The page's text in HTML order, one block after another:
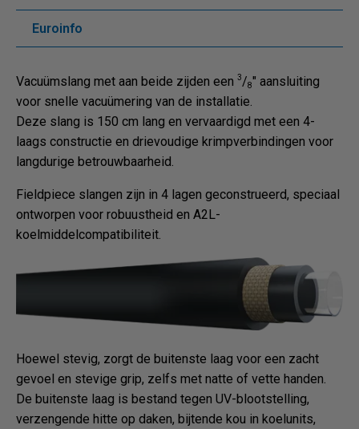
Euroinfo
Vacuümslang met aan beide zijden een 3/8" aansluiting
voor snelle vacuümering van de installatie.
Deze slang is 150 cm lang en vervaardigd met een 4-
laags constructie en drievoudige krimpverbindingen voor
langdurige betrouwbaarheid.
Fieldpiece slangen zijn in 4 lagen geconstrueerd, speciaal
ontworpen voor robuustheid en A2L-
koelmiddelcompatibiliteit.
Hoewel stevig, zorgt de buitenste laag voor een zacht
gevoel en stevige grip, zelfs met natte of vette handen.
De buitenste laag is bestand tegen UV-blootstelling,
verzengende hitte op daken, bijtende kou in koelunits,